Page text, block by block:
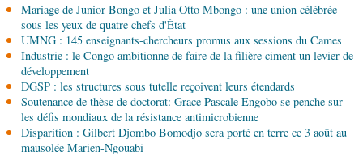
Afrique-Monde Afrique de l'Ouest : les mafias du
numérique inventent une nouvelle traite humaine
07-08-2026 10:15
SportNzango: Sylvie Malonga élue présidente du
bureau exécutif d’Afis sport Pointe-Noire
Mariage de Junior Bongo et Julia Otto Mbongo : une union célébrée
sous les yeux de quatre chefs d'État
UMNG : 145 enseignants-chercheurs promus aux sessions du Cames
Industrie : le Congo ambitionne de faire de la filière ciment un levier de
développement
DGSP : les structures sous tutelle reçoivent leurs étendards
Soutenance de thèse de doctorat: Grace Pascale Engobo se penche sur
les défis mondiaux de la résistance antimicrobienne
Disparition : Gilbert Djombo Bomodjo sera porté en terre ce 3 août au
mausolée Marien-Ngouabi